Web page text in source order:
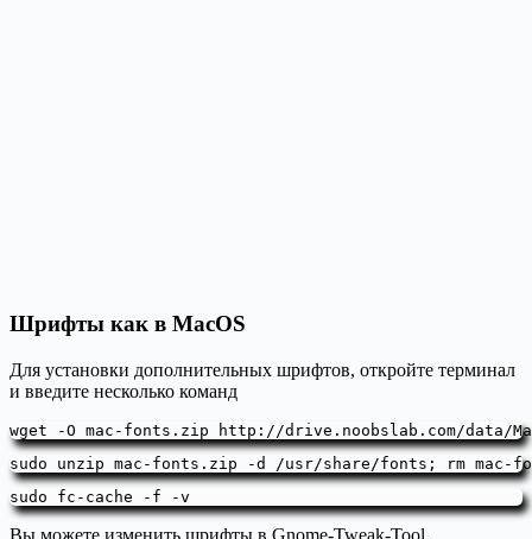
Шрифты как в MacOS
Для установки дополнительных шрифтов, откройте терминал
и введите несколько команд
wget -O mac-fonts.zip http://drive.noobslab.com/data/
sudo unzip mac-fonts.zip -d /usr/share/fonts; rm mac-
sudo fc-cache -f -v
Вы можете изменить шрифты в Gnome-Tweak-Tool.